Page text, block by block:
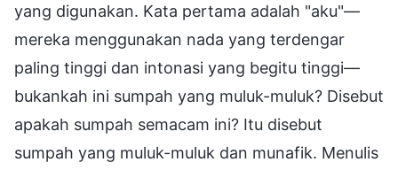
yang digunakan. Kata pertama adalah "aku"—
mereka menggunakan nada yang terdengar
paling tinggi dan intonasi yang begitu tinggi—
bukankah ini sumpah yang muluk-muluk? Disebut
apakah sumpah semacam ini? Itu disebut
sumpah yang muluk-muluk dan munafik. Menulis